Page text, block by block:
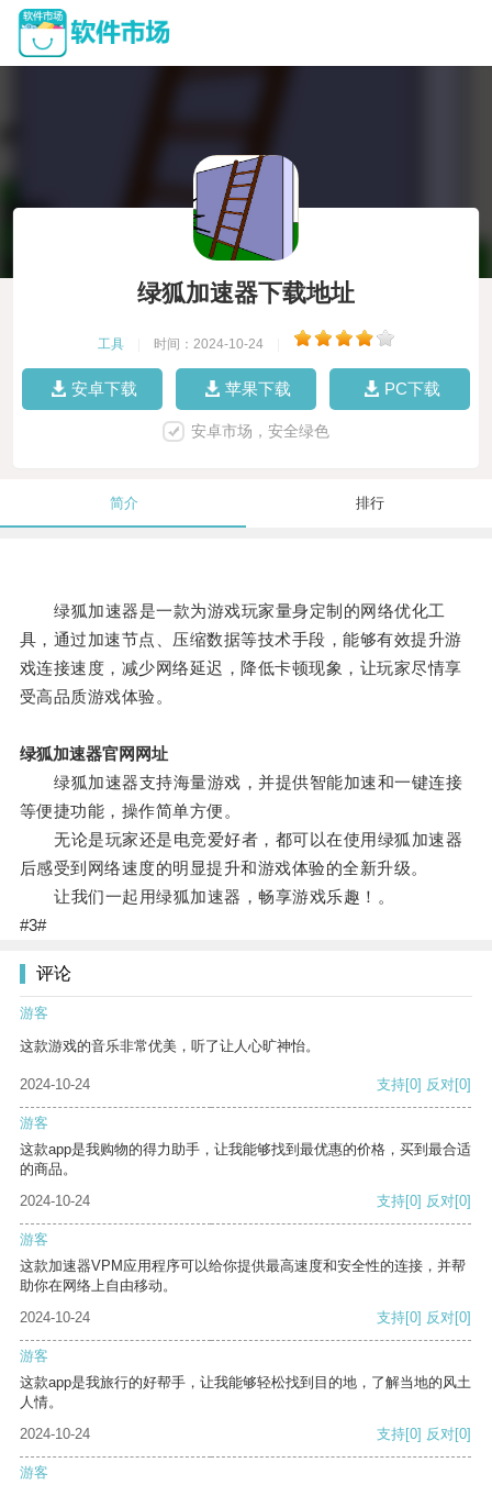
绿狐加速器下载地址
工具 时间：2024-10-24
安卓下载 苹果下载 PC下载
安卓市场，安全绿色
简介 排行
绿狐加速器是一款为游戏玩家量身定制的网络优化工
具，通过加速节点、压缩数据等技术手段，能够有效提升游
戏连接速度，减少网络延迟，降低卡顿现象，让玩家尽情享
受高品质游戏体验。
绿狐加速器官网网址
绿狐加速器支持海量游戏，并提供智能加速和一键连接
等便捷功能，操作简单方便。
无论是玩家还是电竞爱好者，都可以在使用绿狐加速器
后感受到网络速度的明显提升和游戏体验的全新升级。
让我们一起用绿狐加速器，畅享游戏乐趣！。
#3#
评论
游客
这款游戏的音乐非常优美，听了让人心旷神怡。
2024-10-24 支持[0] 反对[0]
游客
这款app是我购物的得力助手，让我能够找到最优惠的价格，买到最合适
的商品。
2024-10-24
支持[0] 反对[0]
游客
这款加速器VPM应用程序可以给你提供最高速度和安全性的连接，并帮
助你在网络上自由移动。
2024-10-24
支持[0] 反对[0]
游客
这款app是我旅行的好帮手，让我能够轻松找到目的地，了解当地的风土
人情。
2024-10-24
支持[0] 反对[0]
游客